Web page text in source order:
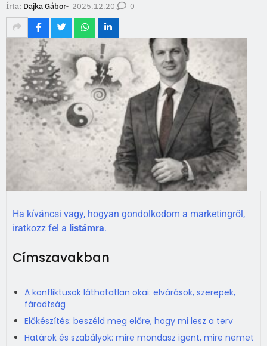
Írta: Dajka Gábor- 2025.12.20. 0
Ha kíváncsi vagy, hogyan gondolkodom a marketingről,
iratkozz fel a listámra.
Címszavakban
A konfliktusok láthatatlan okai: elvárások, szerepek,
fáradtság
Előkészítés: beszéld meg előre, hogy mi lesz a terv
Határok és szabályok: mire mondasz igent, mire nemet